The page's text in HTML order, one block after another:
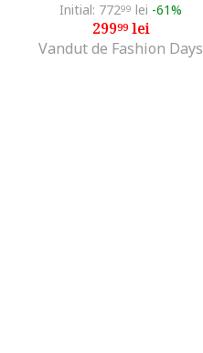
Initial: 77299 lei -61%
29999lei
Vandut de Fashion Days